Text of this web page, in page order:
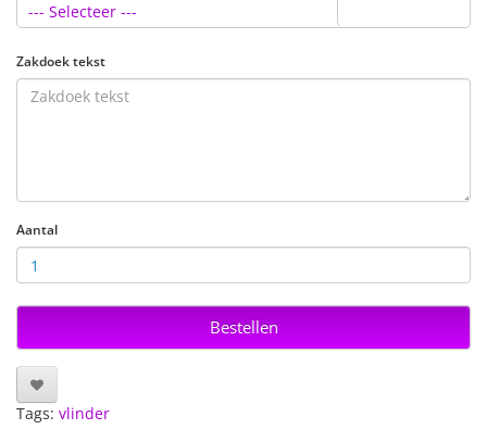
--- Selecteer ---
Zakdoek tekst
Aantal
Bestellen
Tags: vlinder